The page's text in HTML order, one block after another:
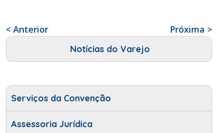
< Anterior Próxima >
Notícias do Varejo
Serviços da Convenção
Assessoria Jurídica